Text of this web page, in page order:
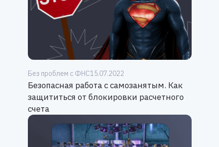
Без проблем с ФНС15.07.2022
Безопасная работа с самозанятым. Как
защититься от блокировки расчетного
счета